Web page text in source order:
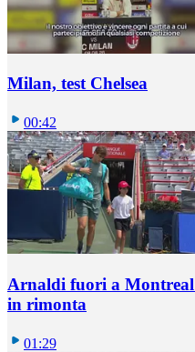
Milan, test Chelsea
00:42
Arnaldi fuori a
in rimonta
01:29